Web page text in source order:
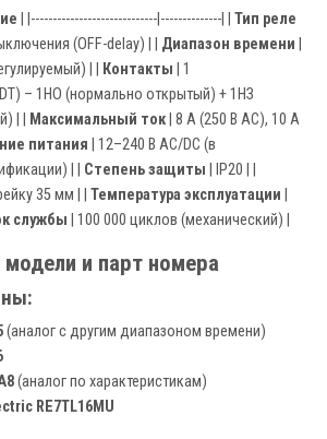
| |-----------------------------|--------------| | Тип реле
(OFF-delay) | | Диапазон времени
| |
Контакты | 1
– 1НО (нормально открытый) + 1НЗ
| |
Максимальный ток | 8 А (250 В AC), 10 А
питания | 12–240 В AC/DC (в
| | Степень защиты | IP20 | |
35 мм | | Температура эксплуатации
службы | 100 000 циклов (механический) |
и парт номера
(аналог с другим диапазоном времени)
(аналог по характеристикам)
RE7TL16MU